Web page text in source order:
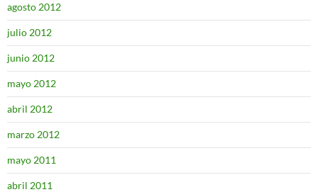
agosto 2012
julio 2012
junio 2012
mayo 2012
abril 2012
marzo 2012
mayo 2011
abril 2011